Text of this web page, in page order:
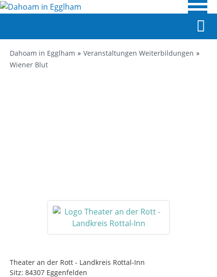
Dahoam in Egglham
Veranstaltungen Weiterbildungen
Wiener Blut
Theater an der Rott - Landkreis Rottal-Inn
Sitz: 84307 Eggenfelden